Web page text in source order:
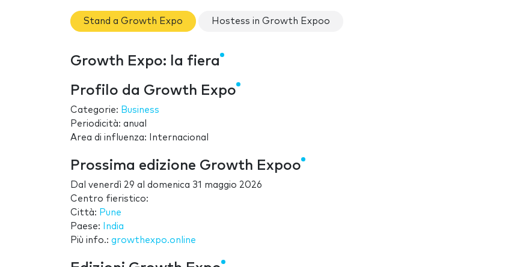
Stand a Growth Expo Hostess in Growth Expoo
Growth Expo: la fiera
Profilo da Growth Expo
Categorie: Business
Periodicità: anual
Area di influenza: Internacional
Prossima edizione Growth Expoo
Dal venerdì 29 al domenica 31 maggio 2026
Centro fieristico:
Città: Pune
Paese:
India
Più info.: growthexpo.online